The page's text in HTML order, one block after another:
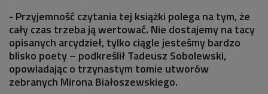
- Przyjemność czytania tej książki polega na tym, że
cały czas trzeba ją wertować. Nie dostajemy na tacy
opisanych arcydzieł, tylko ciągle jesteśmy bardzo
blisko poety – podkreślił Tadeusz Sobolewski,
opowiadając o trzynastym tomie utworów
zebranych Mirona Białoszewskiego.